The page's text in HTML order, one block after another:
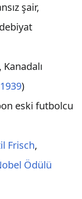
şair,
Kanadalı
1939)
eski futbolcu
Frisch,
Ödülü